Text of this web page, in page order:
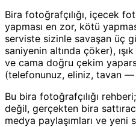
Bira fotoğrafçılığı, içecek
yapması en zor, kötü
serviste sizinle savaşan üç
saniyenin altında çöker),
ve cama doğru çekim
(telefonunuz, eliniz, tavan
Bu bira fotoğrafçılığı
değil, gerçekten bira
medya paylaşımları ve yeni